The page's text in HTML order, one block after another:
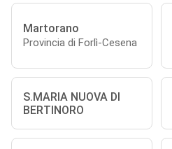
Martorano
Provincia di Forlì-Cesena
S.MARIA NUOVA DI
BERTINORO